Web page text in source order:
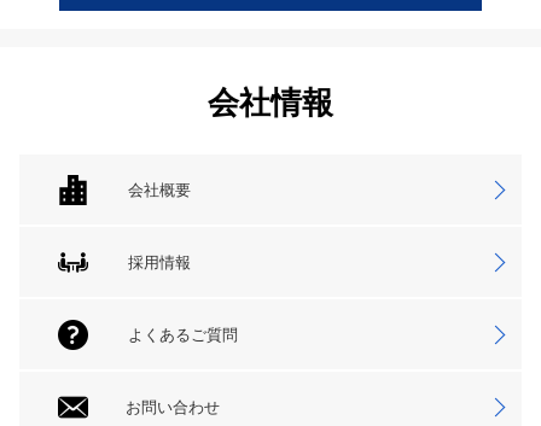
会社情報
会社概要
採用情報
よくあるご質問
お問い合わせ